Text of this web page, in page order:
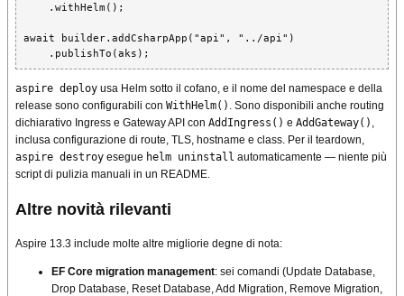
    .withHelm();
await builder.addCsharpApp("api", "../api")
    .publishTo(aks);
aspire deploy usa Helm sotto il cofano, e il nome del namespace e della
release sono configurabili con WithHelm() . Sono disponibili anche routing
dichiarativo Ingress e Gateway API con AddIngress() e AddGateway() ,
inclusa configurazione di route, TLS, hostname e class. Per il teardown,
aspire destroy esegue helm uninstall automaticamente — niente più
script di pulizia manuali in un README.
Altre novità rilevanti
Aspire 13.3 include molte altre migliorie degne di nota:
EF Core migration management: sei comandi (Update Database,
Drop Database, Reset Database, Add Migration, Remove Migration,